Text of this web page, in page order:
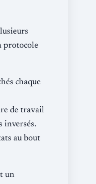
protocole
chaque
de travail
inversés.
au bout
un